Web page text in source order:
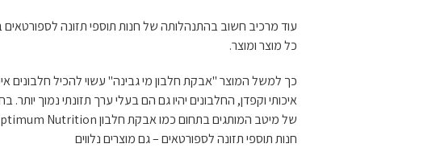
עוד מרכיב חשוב בהתנהלותה של חנות תוספי תזונה
כל מוצר ומוצר.
כך למשל המוצר "אבקת חלבון מי גבינה" עשוי להכיל חלבונים
איכותי וקפדן, החלבונים יהיו גם הם בעלי ערך תזונתי נמוך
של מיטב המותגים בתחום כמו אבקת חלבון Optimum Nutrition,
חנות תוספי תזונה לספורטאים – גם מוצרים נלווים